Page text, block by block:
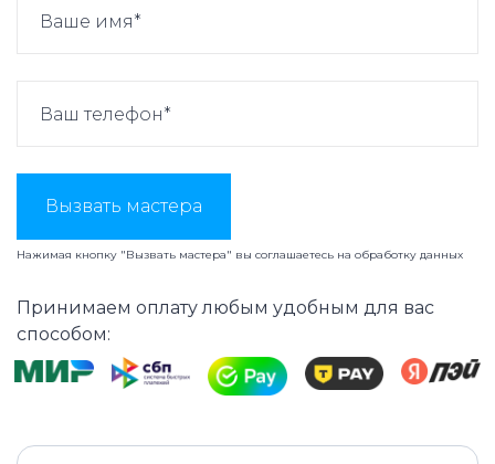
Вызвать мастера
Нажимая кнопку "Вызвать мастера" вы соглашаетесь на обработку данных
Принимаем оплату любым удобным для вас
способом: